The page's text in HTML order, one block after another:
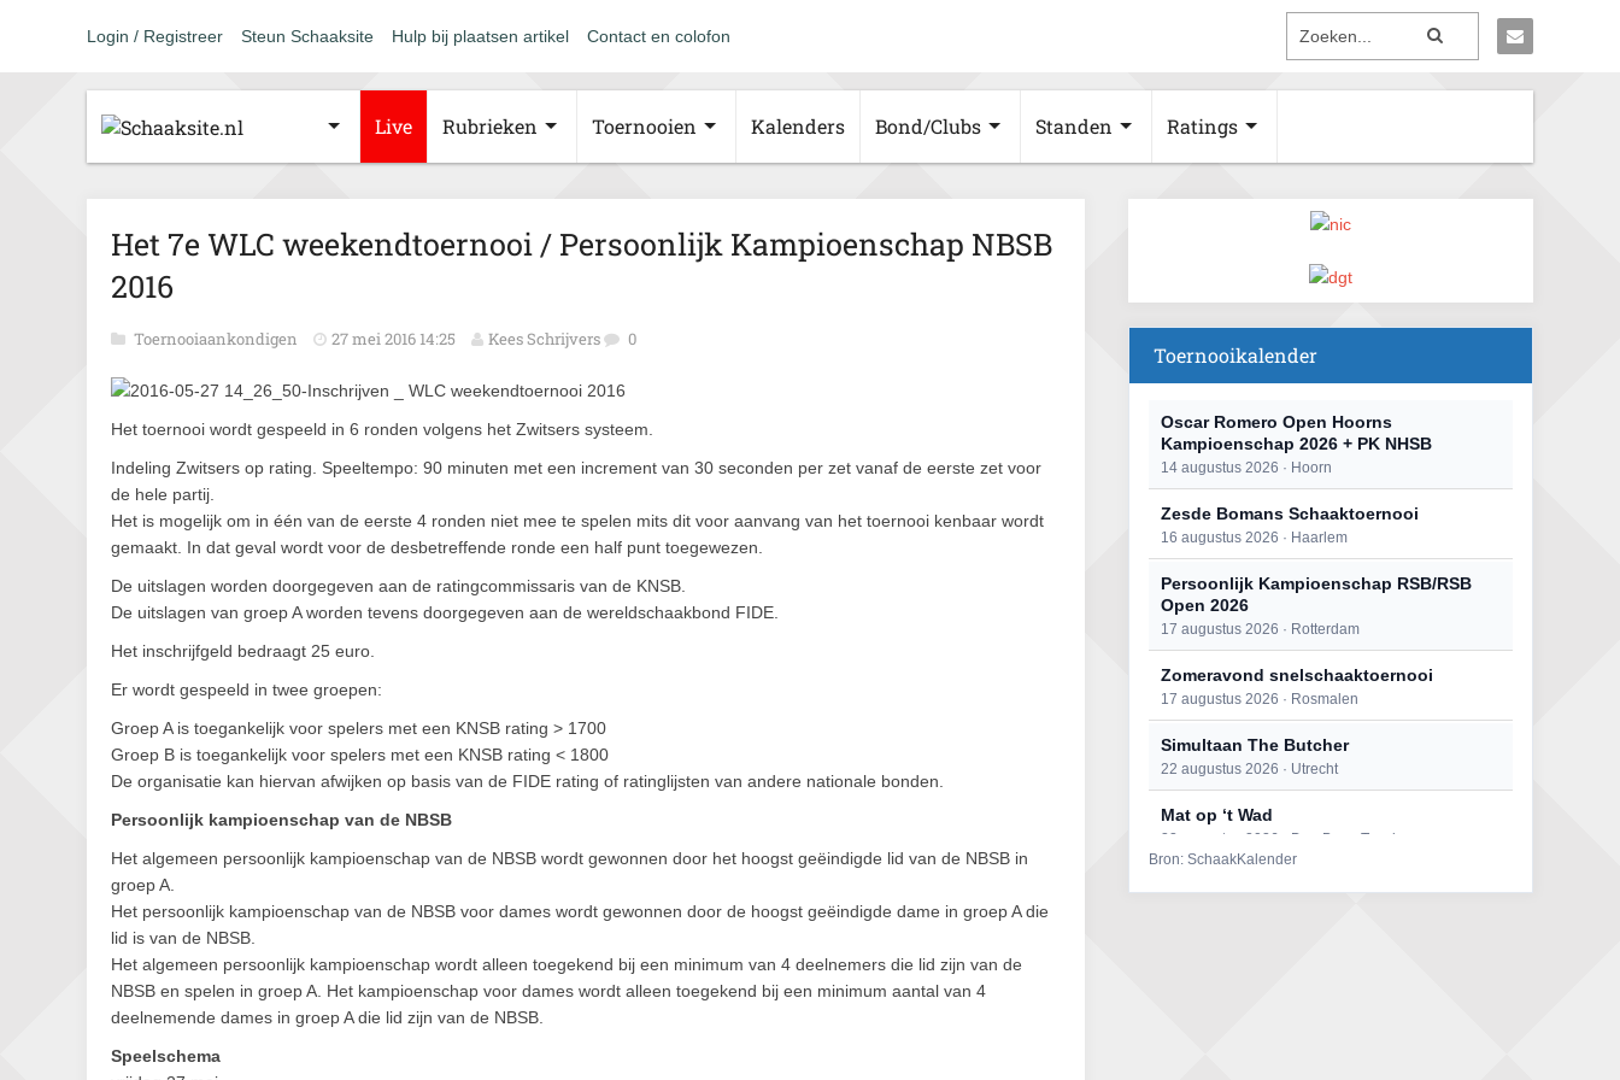
Login / Registreer Steun Schaaksite Hulp bij plaatsen artikel Contact en colofon
Live Rubrieken Toernooien Kalenders Bond/Clubs Standen Ratings
Het 7e WLC weekendtoernooi / Persoonlijk Kampioenschap NBSB
2016
Toernooiaankondigen 27 mei 2016 14:25 Kees Schrijvers 0
Het toernooi wordt gespeeld in 6 ronden volgens het Zwitsers systeem.
Indeling Zwitsers op rating. Speeltempo: 90 minuten met een increment van 30 seconden per zet vanaf de eerste zet voor
de hele partij.
Het is mogelijk om in één van de eerste 4 ronden niet mee te spelen mits dit voor aanvang van het toernooi kenbaar wordt
gemaakt. In dat geval wordt voor de desbetreffende ronde een half punt toegewezen.
De uitslagen worden doorgegeven aan de ratingcommissaris van de KNSB.
De uitslagen van groep A worden tevens doorgegeven aan de wereldschaakbond FIDE.
Het inschrijfgeld bedraagt 25 euro.
Er wordt gespeeld in twee groepen:
Groep A is toegankelijk voor spelers met een KNSB rating > 1700
Groep B is toegankelijk voor spelers met een KNSB rating < 1800
De organisatie kan hiervan afwijken op basis van de FIDE rating of ratinglijsten van andere nationale bonden.
Persoonlijk kampioenschap van de NBSB
Het algemeen persoonlijk kampioenschap van de NBSB wordt gewonnen door het hoogst geëindigde lid van de NBSB in
groep A.
Het persoonlijk kampioenschap van de NBSB voor dames wordt gewonnen door de hoogst geëindigde dame in groep A die
lid is van de NBSB.
Het algemeen persoonlijk kampioenschap wordt alleen toegekend bij een minimum van 4 deelnemers die lid zijn van de
NBSB en spelen in groep A. Het kampioenschap voor dames wordt alleen toegekend bij een minimum aantal van 4
deelnemende dames in groep A die lid zijn van de NBSB.
Speelschema
Toernooikalender
Oscar Romero Open Hoorns
Kampioenschap 2026 + PK NHSB
14 augustus 2026 · Hoorn
Zesde Bomans Schaaktoernooi
16 augustus 2026 · Haarlem
Persoonlijk Kampioenschap RSB/RSB
Open 2026
17 augustus 2026 · Rotterdam
Zomeravond snelschaaktoernooi
17 augustus 2026 · Rosmalen
Simultaan The Butcher
22 augustus 2026 · Utrecht
Mat op ‘t Wad
22 augustus 2026 · Den Burg, Texel
Bron: SchaakKalender